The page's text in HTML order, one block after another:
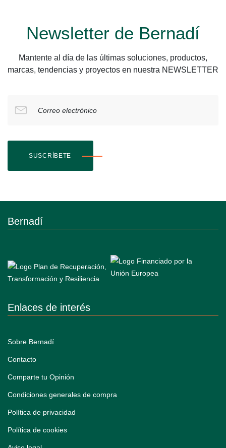
Newsletter de Bernadí
Mantente al día de las últimas soluciones, productos,
marcas, tendencias y proyectos en nuestra NEWSLETTER
Correo electrónico
SUSCRÍBETE
Bernadí
Enlaces de interés
Sobre Bernadí
Contacto
Comparte tu Opinión
Condiciones generales de compra
Política de privacidad
Política de cookies